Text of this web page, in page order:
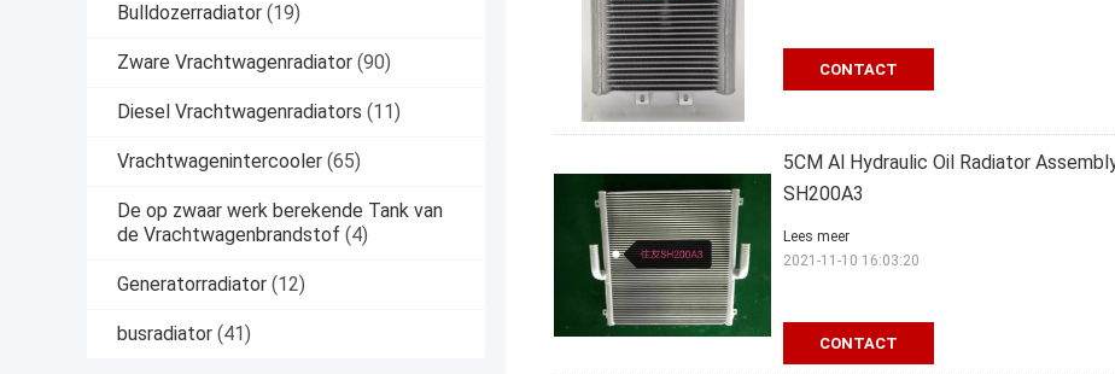
Bulldozerradiator (19)
Zware Vrachtwagenradiator (90)
Diesel Vrachtwagenradiators (11)
Vrachtwagenintercooler (65)
De op zwaar werk berekende Tank van
de Vrachtwagenbrandstof (4)
Generatorradiator (12)
busradiator (41)
CONTACT
5CM Al Hydraulic Oil Radiator
SH200A3
CONTACT
Lees meer
2021-11-10 16:03:20